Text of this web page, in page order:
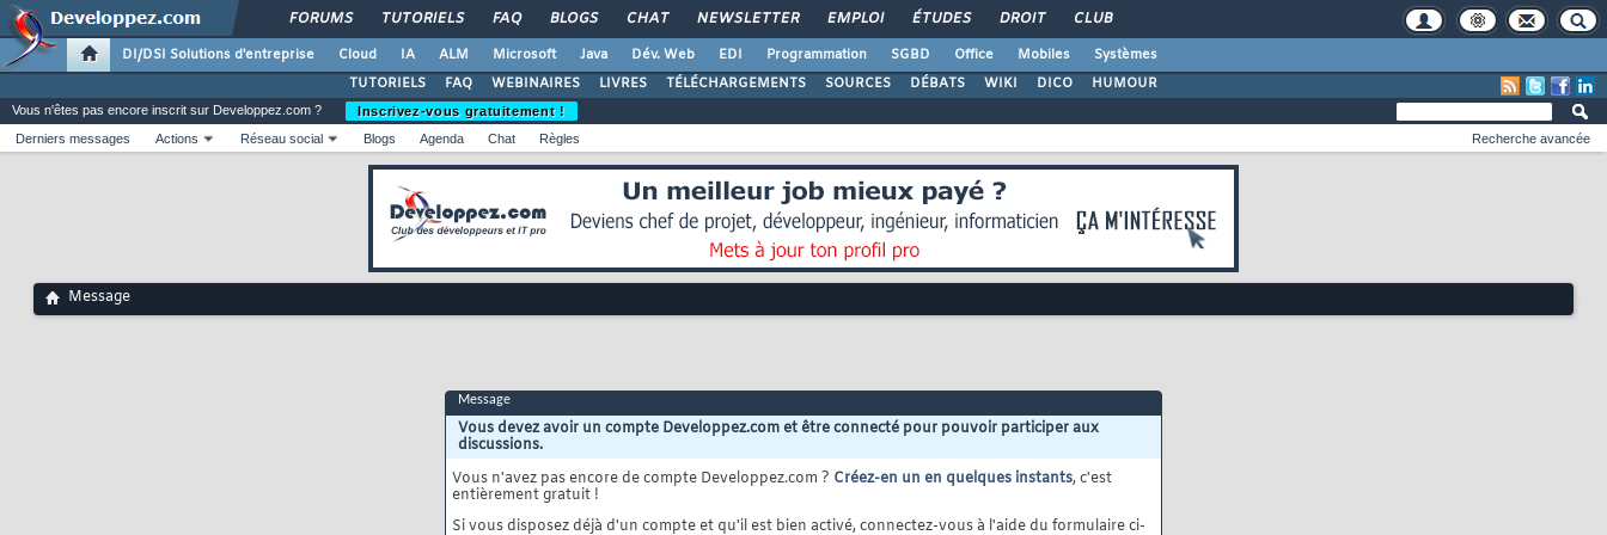
FORUMS TUTORIELS FAQ BLOGS CHAT NEWSLETTER EMPLOI ÉTUDES DROIT CLUB
DI/DSI Solutions d'entreprise Cloud IA ALM Microsoft Java Dév. Web EDI Programmation SGBD Office Mobiles
Systèmes
TUTORIELS
FAQ WEBINAIRES LIVRES TÉLÉCHARGEMENTS SOURCES DÉBATS WIKI DICO HUMOUR
Vous n'êtes pas encore inscrit sur Developpez.com ?
Inscrivez-vous gratuitement !
Derniers messages
Actions Réseau social Blogs Agenda Chat Règles Recherche avancée
Message
Message
Vous devez avoir un compte Developpez.com et être connecté pour pouvoir participer aux
discussions.
Vous n'avez pas encore de compte Developpez.com ? Créez-en un en quelques instants, c'est
entièrement gratuit !
Si vous disposez déjà d'un compte et qu'il est bien activé, connectez-vous à l'aide du formulaire ci-